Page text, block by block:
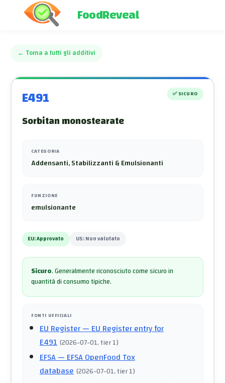
FoodReveal
← Torna a tutti gli additivi
E491 ✅SICURO
Sorbitan monostearate
CATEGORIA
Addensanti, Stabilizzanti & Emulsionanti
FUNZIONE
emulsionante
EU:Approvato US:Non valutato
Sicuro.Generalmente riconosciuto come sicuro in
quantità di consumo tipiche.
FONTI UFFICIALI
EU Register— EU Register entry for
E491 (2026-07-01, tier 1)
EFSA— EFSA OpenFood Tox
database (2026-07-01, tier 1)